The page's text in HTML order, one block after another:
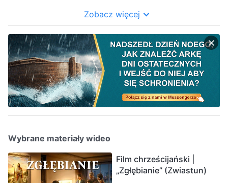
Zobacz więcej
Wybrane materiały wideo
Film chrześcijański |
„Zgłębianie” (Zwiastun)